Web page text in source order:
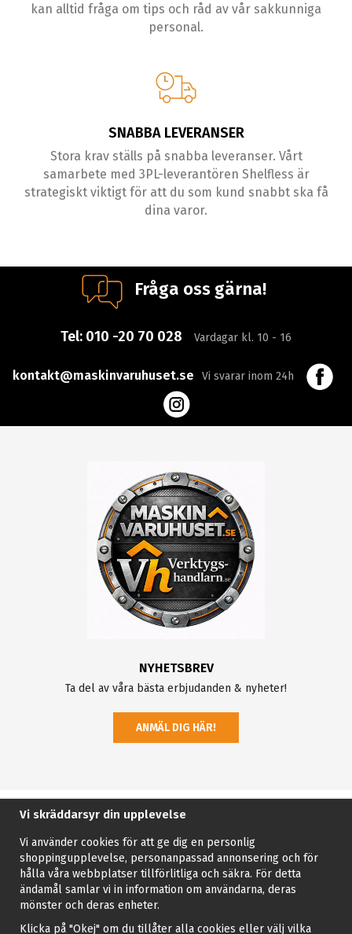
kan alltid fråga om tips och råd av vår sakkunniga
personal.
SNABBA LEVERANSER
Stora krav ställs på snabba leveranser. Vårt
samarbete med 3PL-leverantören Shelfless är
strategiskt viktigt för att du som kund snabbt ska få
dina varor.
Fråga oss gärna!
Tel: 010 -20 70 028 Vardagar kl. 10 - 16
kontakt@maskinvaruhuset.se Vi svarar inom 24h
NYHETSBREV
Ta del av våra bästa erbjudanden & nyheter!
ANMÄL DIG HÄR!
Vi skräddarsyr din upplevelse
Vi använder cookies för att ge dig en personlig
shoppingupplevelse, personanpassad annonsering och för
hålla våra webbplatser tillförlitliga och säkra. För detta
ändamål samlar vi in information om användarna, deras
mönster och deras enheter.
Klicka på "Okej" om du tillåter alla cookies eller välj vilka